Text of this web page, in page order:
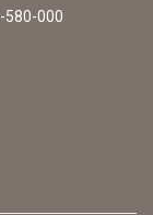
580-000